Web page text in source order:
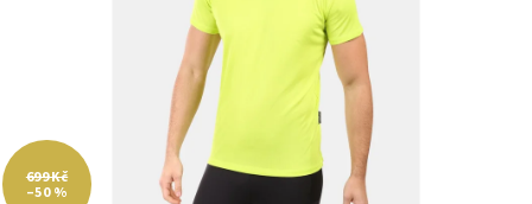
699 Kč
–50 %